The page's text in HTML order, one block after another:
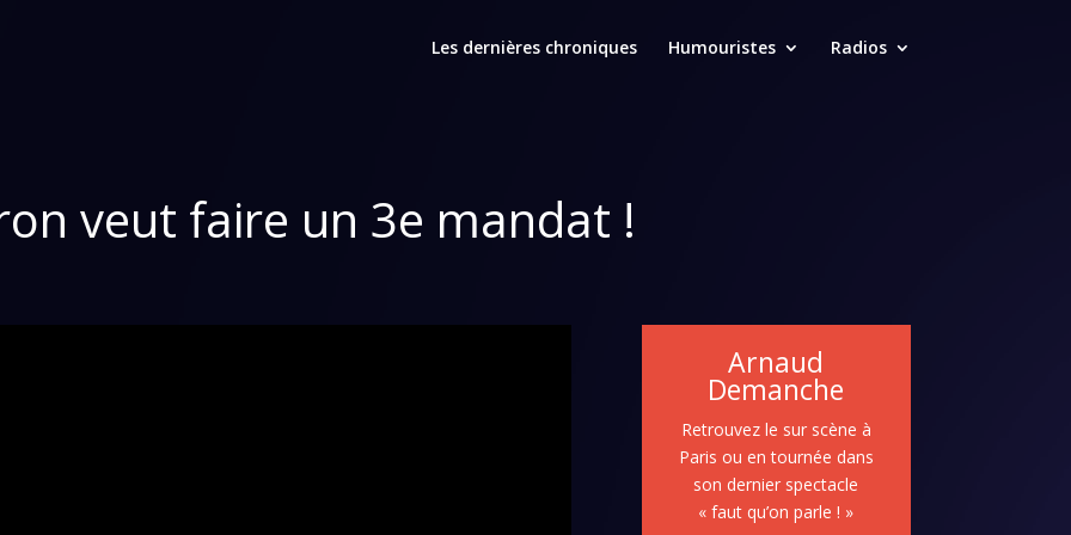
Les dernières chroniques Humouristes Radios
veut faire un 3e mandat !
Arnaud
Demanche
Retrouvez le sur scène à
Paris ou en tournée dans
son dernier spectacle
« faut qu’on parle ! »